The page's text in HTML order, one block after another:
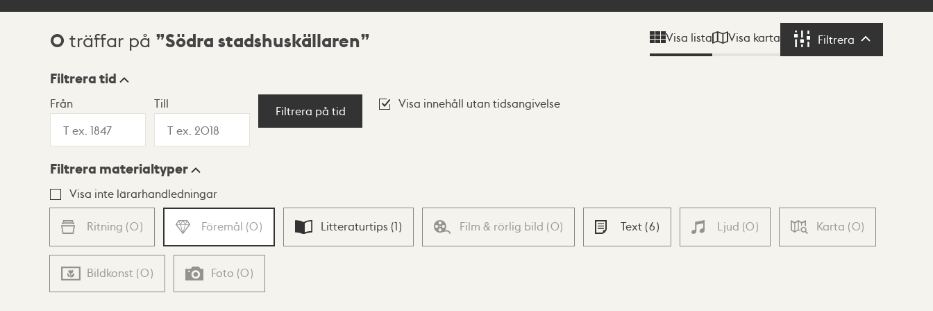
Sökresultat
0 träffar på Södra stadshuskällaren Visa lista Visa karta Filtrera Filtrera
Visningsläge
Lista Karta
Filtrera tid
Från Till
Filtrera på tid
Visa innehåll utan tidsangivelse
Filtrera materialtyper
Visa inte lärarhandledningar
Ritning (0) Föremål (0) Litteraturtips (1) Film & rörlig bild (0) Text (6) Ljud (0) Karta (0)
Bildkonst (0) Foto (0)